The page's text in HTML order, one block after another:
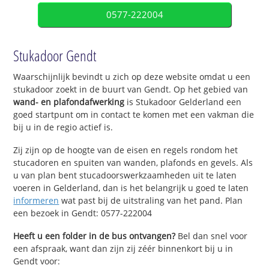
0577-222004
Stukadoor Gendt
Waarschijnlijk bevindt u zich op deze website omdat u een
stukadoor zoekt in de buurt van Gendt. Op het gebied van
wand- en plafondafwerking is Stukadoor Gelderland een
goed startpunt om in contact te komen met een vakman die
bij u in de regio actief is.
Zij zijn op de hoogte van de eisen en regels rondom het
stucadoren en spuiten van wanden, plafonds en gevels. Als
u van plan bent stucadoorswerkzaamheden uit te laten
voeren in Gelderland, dan is het belangrijk u goed te laten
informeren wat past bij de uitstraling van het pand. Plan
een bezoek in Gendt: 0577-222004
Heeft u een folder in de bus ontvangen?Bel dan snel voor
een afspraak, want dan zijn zij zéér binnenkort bij u in
Gendt voor: